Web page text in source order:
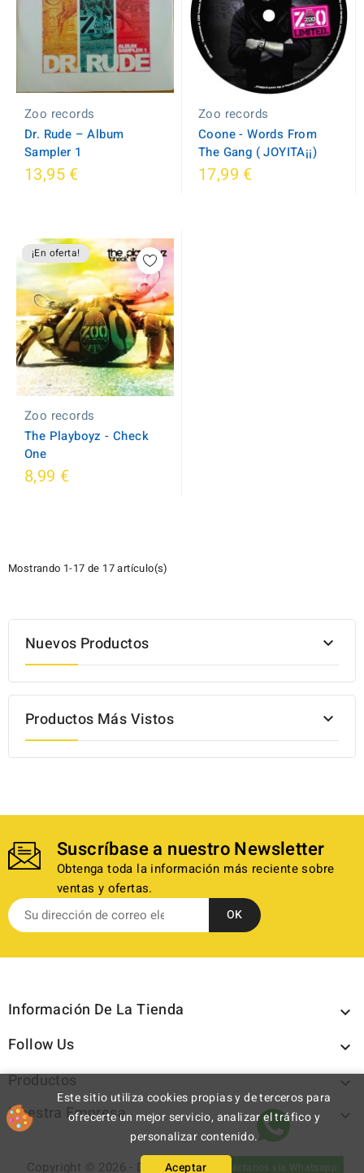
Zoo records
Dr. Rude ‎– Album
Sampler 1
13,95 €
Zoo records
Coone - Words From
The Gang ( JOYITA¡¡)
17,99 €
¡En oferta!
Zoo records
The Playboyz - Check
One
8,99 €
Mostrando 1-17 de 17 artículo(s)
Nuevos Productos 
Productos Más Vistos 
Suscríbase a nuestro Newsletter
Obtenga toda la información más reciente sobre
ventas y ofertas.
Información De La Tienda 
Follow Us 
Productos 
Nuestra Empresa 
Este sitio utiliza cookies propias y de terceros para
ofrecerte un mejor servicio, analizar el tráfico y
personalizar contenido.
Aceptar
Contáctanos vía Whatsapp
Copyright © 2026 - Discazos.com - All rights reserved.